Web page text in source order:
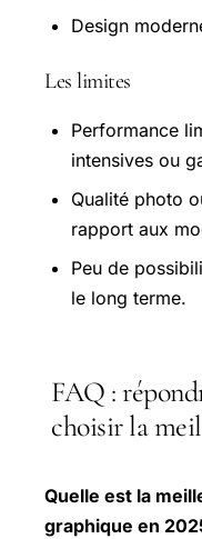
Design
Les limites
Performance
intensives ou
Qualité photo
rapport aux
Peu de
le long terme.
FAQ :
choisir la
Quelle est la
graphique en